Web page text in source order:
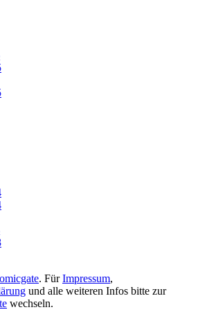
. FürImpressum,
und alle weiteren Infos bitte zur
wechseln.